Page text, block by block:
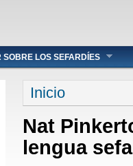
SOBRE LOS SEFARDÍES
Se encuentra
Inicio
Nat
lengua